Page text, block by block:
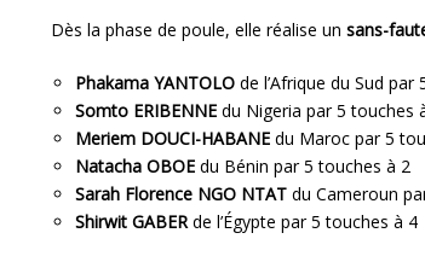
Dès la phase de poule, elle réalise un sans-
Phakama YANTOLO de l’Afrique du Sud par
Somto ERIBENNE du Nigeria par 5 touches
Meriem DOUCI-HABANE du Maroc par 5
Natacha OBOE du Bénin par 5 touches à 2
Sarah Florence NGO NTAT du Cameroun
Shirwit GABERde l’Égypte par 5 touches à 4